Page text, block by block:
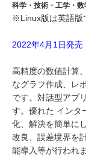
科学・技術・工学・
※Linux版は英語版
2022年4月1日発売
高精度の数値計算
なグラフ作成、レ
です。対話型アプ
す。優れた インタ
化、解決を簡単に
改良、誤差境界を
能導入等が行われ